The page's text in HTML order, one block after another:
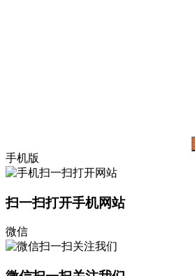
手机版
扫一扫打开手机网站
微信